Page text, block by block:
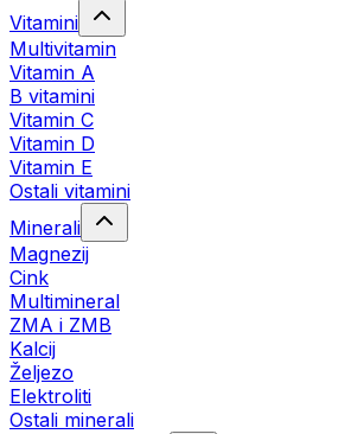
Vitamini
Multivitamin
Vitamin A
B vitamini
Vitamin C
Vitamin D
Vitamin E
Ostali vitamini
Minerali
Magnezij
Cink
Multimineral
ZMA i ZMB
Kalcij
Željezo
Elektroliti
Ostali minerali